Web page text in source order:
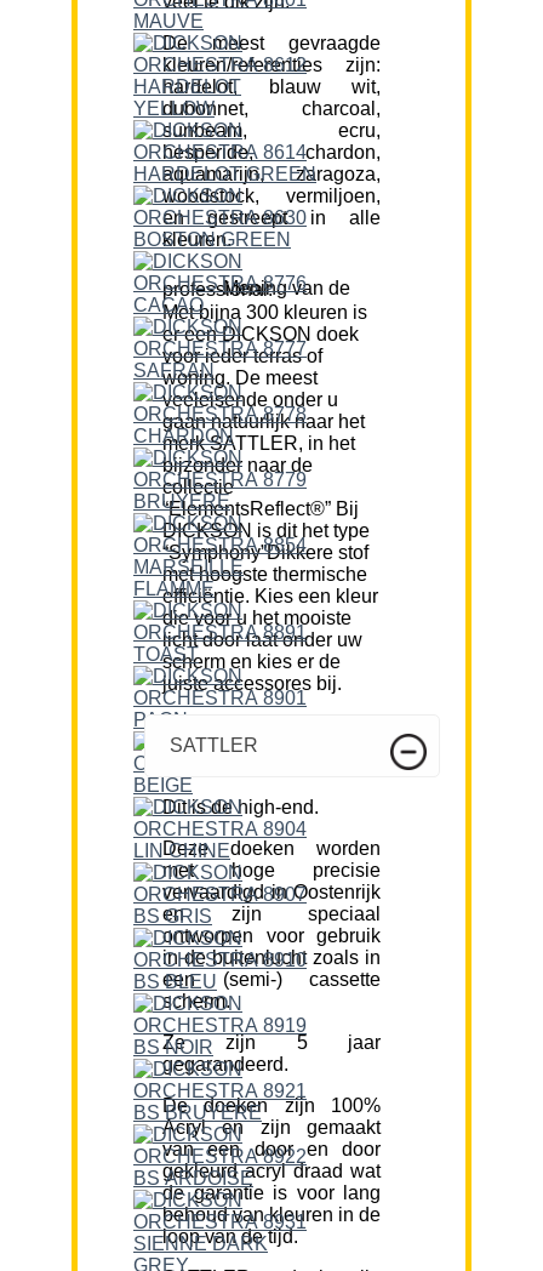
De meest gevraagde
kleuren/referenties zijn:
hardelot, blauw wit,
dubonnet, charcoal,
sunbeam, ecru,
hesperide, chardon,
aquamarijn, zaragoza,
woodstock, vermiljoen,
en gestreept in alle
kleuren.
Mening van de professional:
Met bijna 300 kleuren is
er een DICKSON doek
voor ieder terras of
woning. De meest
veeleisende onder u
gaan natuurlijk naar het
merk SATTLER, in het
bijzonder naar de
collectie
“ElementsReflect®” Bij
DICKSON is dit het type
“Symphony”Dikkere stof
met hoogste thermische
efficiëntie. Kies een kleur
die voor u het mooiste
licht door laat onder uw
scherm en kies er de
juiste accessores bij.
SATTLER
Dit is de high-end.
Deze doeken worden
met hoge precisie
vervaardigd in Oostenrijk
en zijn speciaal
ontworpen voor gebruik
in de buitenlucht zoals in
een (semi-) cassette
scherm.
Ze zijn 5 jaar
gegarandeerd.
De doeken zijn 100%
Acryl en zijn gemaakt
van een door en door
gekleurd acryl draad wat
de garantie is voor lang
behoud van kleuren in de
loop van de tijd.